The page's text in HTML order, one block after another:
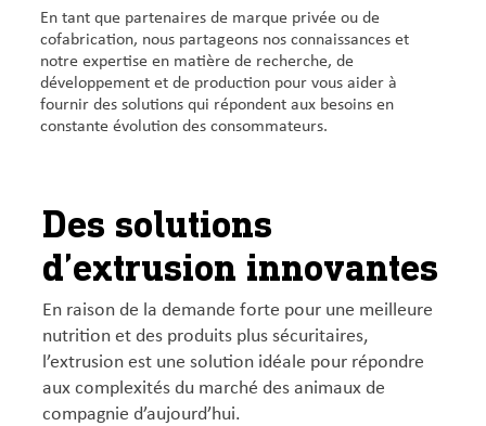
En tant que partenaires de marque privée ou de
cofabrication, nous partageons nos connaissances et
notre expertise en matière de recherche, de
développement et de production pour vous aider à
fournir des solutions qui répondent aux besoins en
constante évolution des consommateurs.
Des solutions
d’extrusion innovantes
En raison de la demande forte pour une meilleure
nutrition et des produits plus sécuritaires,
l’extrusion est une solution idéale pour répondre
aux complexités du marché des animaux de
compagnie d’aujourd’hui.